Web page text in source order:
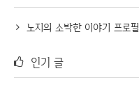
노지의 소박한 이야기 프로필
인기 글